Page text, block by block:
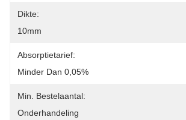
Dikte:
10mm
Absorptietarief:
Minder Dan 0,05%
Min. Bestelaantal:
Onderhandeling